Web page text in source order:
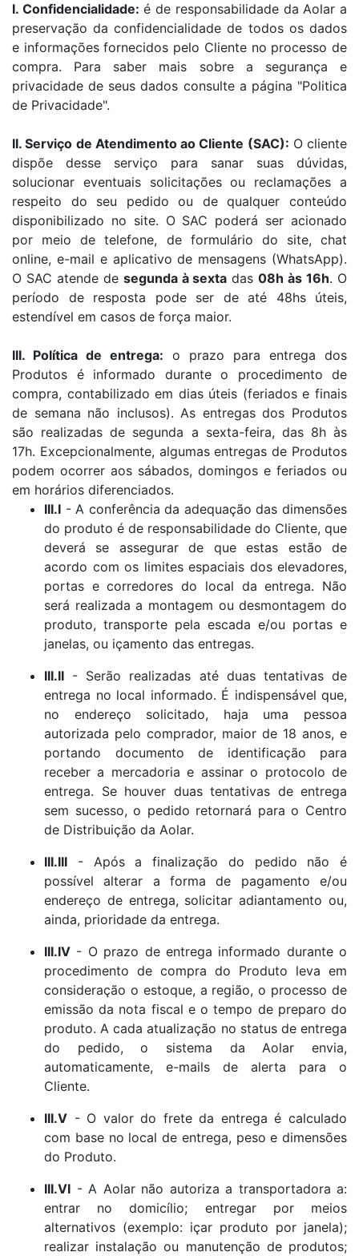
I. Confidencialidade: é de responsabilidade da Aolar a
preservação da confidencialidade de todos os dados
e informações fornecidos pelo Cliente no processo de
compra. Para saber mais sobre a segurança e
privacidade de seus dados consulte a página "Politica
de Privacidade".
II. Serviço de Atendimento ao Cliente (SAC): O cliente
dispõe desse serviço para sanar suas dúvidas,
solucionar eventuais solicitações ou reclamações a
respeito do seu pedido ou de qualquer conteúdo
disponibilizado no site. O SAC poderá ser acionado
por meio de telefone, de formulário do site, chat
online, e-mail e aplicativo de mensagens (WhatsApp).
O SAC atende de segunda à sexta das08h às 16h. O
período de resposta pode ser de até 48hs úteis,
estendível em casos de força maior.
III. Política de entrega: o prazo para entrega dos
Produtos é informado durante o procedimento de
compra, contabilizado em dias úteis (feriados e finais
de semana não inclusos). As entregas dos Produtos
são realizadas de segunda a sexta-feira, das 8h às
17h. Excepcionalmente, algumas entregas de Produtos
podem ocorrer aos sábados, domingos e feriados ou
em horários diferenciados.
III.I - A conferência da adequação das dimensões
do produto é de responsabilidade do Cliente, que
deverá se assegurar de que estas estão de
acordo com os limites espaciais dos elevadores,
portas e corredores do local da entrega. Não
será realizada a montagem ou desmontagem do
produto, transporte pela escada e/ou portas e
janelas, ou içamento das entregas.
III.II - Serão realizadas até duas tentativas de
entrega no local informado. É indispensável que,
no endereço solicitado, haja uma pessoa
autorizada pelo comprador, maior de 18 anos, e
portando documento de identificação para
receber a mercadoria e assinar o protocolo de
entrega. Se houver duas tentativas de entrega
sem sucesso, o pedido retornará para o Centro
de Distribuição da Aolar.
III.III - Após a finalização do pedido não é
possível alterar a forma de pagamento e/ou
endereço de entrega, solicitar adiantamento ou,
ainda, prioridade da entrega.
III.IV - O prazo de entrega informado durante o
procedimento de compra do Produto leva em
consideração o estoque, a região, o processo de
emissão da nota fiscal e o tempo de preparo do
produto. A cada atualização no status de entrega
do pedido, o sistema da Aolar envia,
automaticamente, e-mails de alerta para o
Cliente.
III.V - O valor do frete da entrega é calculado
com base no local de entrega, peso e dimensões
do Produto.
III.VI - A Aolar não autoriza a transportadora a:
entrar no domicílio; entregar por meios
alternativos (exemplo: içar produto por janela);
realizar instalação ou manutenção de produtos;